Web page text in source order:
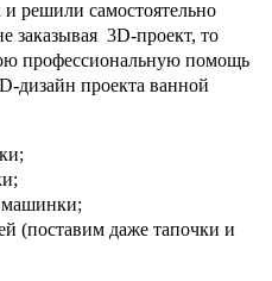
решили самостоятельно
заказывая 3D-проект, то
профессиональную помощь
дизайн проекта ванной
машинки;
(поставим даже тапочки и